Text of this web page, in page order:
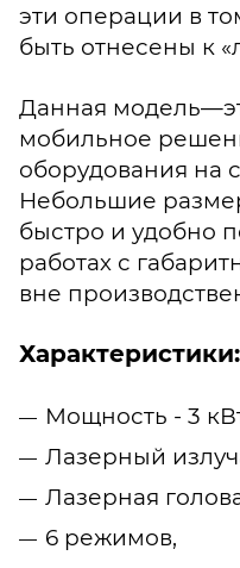
эти операции в
быть отнесены к
Данная
мобильное
оборудования на
Небольшие
быстро и удобно
работах с
вне
Характеристики:
Мощность - 3
Лазерный
Лазерная
6 режимов,